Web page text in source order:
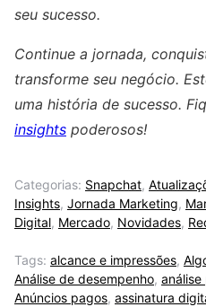
seu sucesso.
Continue a jornada,
transforme seu negócio.
uma história de sucesso.
insights poderosos!
Categorias: Snapchat,
Insights, Jornada Marketing,
Digital, Mercado, Novidades,
Tags: alcance e impressões,
Análise de desempenho,
Anúncios pagos, assinatura